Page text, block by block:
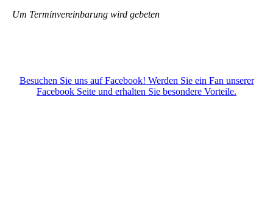
Um Terminvereinbarung wird gebeten
Besuchen Sie uns auf Facebook! Werden Sie ein Fan unserer
Facebook Seite und erhalten Sie besondere Vorteile.